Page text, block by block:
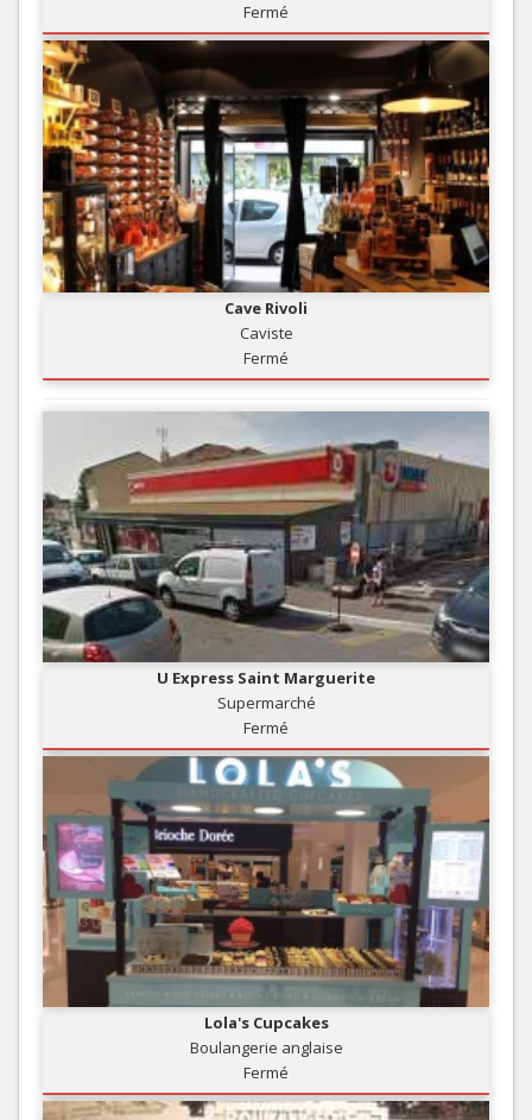
Fermé
Cave Rivoli
Caviste
Fermé
U Express Saint Marguerite
Supermarché
Fermé
Lola's Cupcakes
Boulangerie anglaise
Fermé